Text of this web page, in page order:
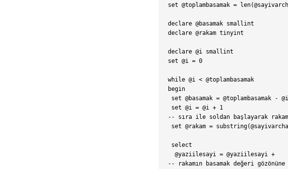
set @toplambasamak =
declare @basamak smallint
declare @rakam tinyint
declare @i smallint
set @i = 0
while @i < @toplambasamak
begin
set @basamak = @toplambasamak - @i
set @i = @i + 1
-- sıra ile soldan başlayarak
set @rakam =
select
  @yaziilesayi = @yaziilesayi +
-- rakamın basamak değeri